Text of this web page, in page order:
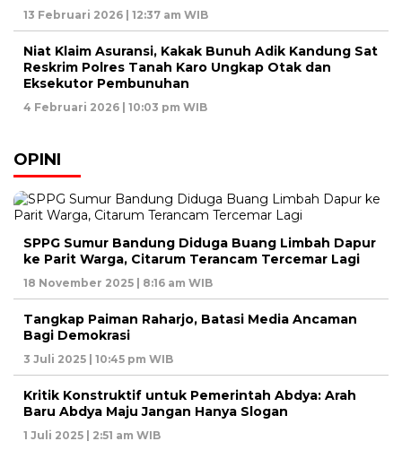
13 Februari 2026 | 12:37 am WIB
Niat Klaim Asuransi, Kakak Bunuh Adik Kandung Sat
Reskrim Polres Tanah Karo Ungkap Otak dan
Eksekutor Pembunuhan
4 Februari 2026 | 10:03 pm WIB
OPINI
SPPG Sumur Bandung Diduga Buang Limbah Dapur
ke Parit Warga, Citarum Terancam Tercemar Lagi
18 November 2025 | 8:16 am WIB
Tangkap Paiman Raharjo, Batasi Media Ancaman
Bagi Demokrasi
3 Juli 2025 | 10:45 pm WIB
Kritik Konstruktif untuk Pemerintah Abdya: Arah
Baru Abdya Maju Jangan Hanya Slogan
1 Juli 2025 | 2:51 am WIB